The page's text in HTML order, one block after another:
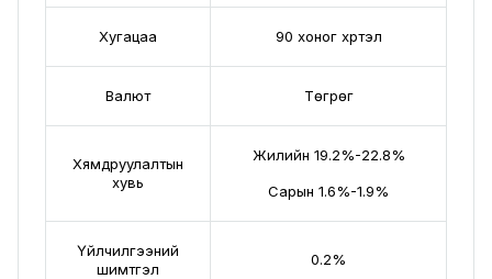
Хугацаа 90 хоног хүртэл
Валют Төгрөг
Хямдруулалтын
хувь
Жилийн 19.2%-22.8%
Сарын 1.6%-1.9%
Үйлчилгээний
шимтгэл
0.2%